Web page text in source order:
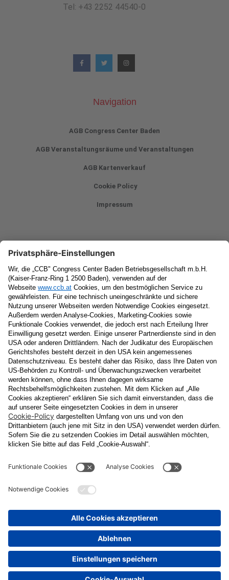
Tel: +43 2252 44540-0
Navigation
AGB Congress Center Baden
AGB Veranstaltungsräume und Veranstaltungen
AGB Kartenverkauf
Cookie Policy
Impressum
Newsletter
Vorname
Nachname
E-Mail
Datenschutzerklärung
Ja , ich erlaube, dass meine personenbezogenen Daten, nämlich
Name undE-Mail-Adressefür personalisierte Zusendungen per E-
Mail, die Informationen über Events und das
Veranstaltungsprogramm vom Congress Center Baden
enthalten, von der "CCB" Congress Center Baden
Betriebsgesellschaft m.b.H. verarbeitet werden.
Die Verarbeitung meiner Daten erfolgt entsprechend der
Datenschutzerklärung der Casinos Austria Aktiengesellschaft und
unterwww.casinos.at/datenschutzabrufen und einsehen kann. Die
Einwilligung kann ich jederzeit postalisch an "CCB" Congress
2500 Baden, per E-Mail an
datenschutz@cal.at
oder in jeder elektronischen Zusendung
Senden